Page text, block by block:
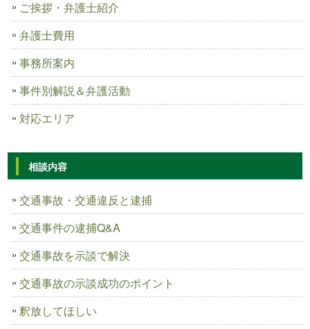
ご挨拶・弁護士紹介
弁護士費用
事務所案内
事件別解説＆弁護活動
対応エリア
相談内容
交通事故・交通違反と逮捕
交通事件の逮捕Q&A
交通事故を示談で解決
交通事故の示談成功のポイント
釈放してほしい